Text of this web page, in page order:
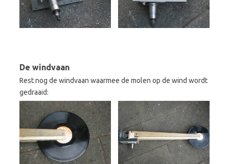
De windvaan
Rest nog de windvaan waarmee de molen op de wind wordt
gedraaid: